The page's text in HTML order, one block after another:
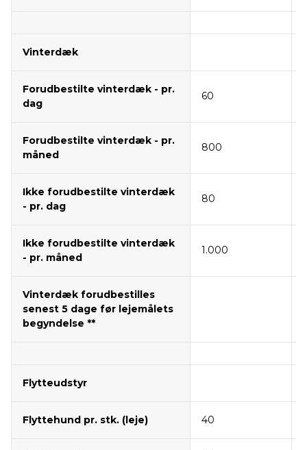
Vinterdæk
Forudbestilte vinterdæk - pr.
dag
60
Forudbestilte vinterdæk - pr.
måned
800
Ikke forudbestilte vinterdæk
- pr. dag
80
Ikke forudbestilte vinterdæk
- pr. måned
1.000
Vinterdæk forudbestilles
senest 5 dage før lejemålets
begyndelse **
Flytteudstyr
Flyttehund pr. stk. (leje) 40